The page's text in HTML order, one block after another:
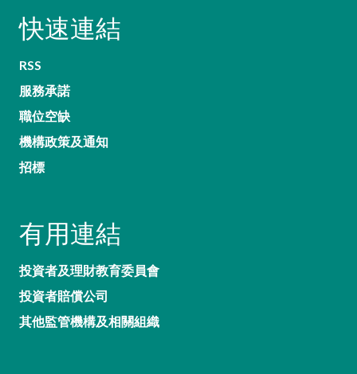
快速連結
RSS
服務承諾
職位空缺
機構政策及通知
招標
有用連結
投資者及理財教育委員會
投資者賠償公司
其他監管機構及相關組織